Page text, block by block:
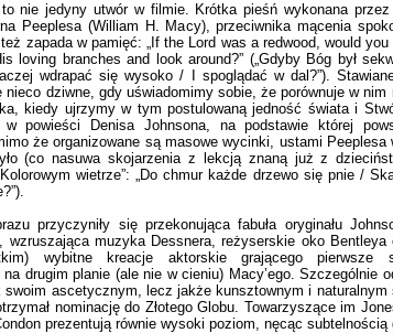
to nie jedyny utwór w filmie. Krótka pieśń wykonana przez
Peeplesa (William H. Macy), przeciwnika mącenia
zapada w pamięć: „If the Lord was a redwood, would
loving branches and look around?” („Gdyby Bóg był
wdrapać się wysoko / I spoglądać w dal?”).
nieco dziwne, gdy uświadomimy sobie, że porównuje w
kiedy ujrzymy w tym postulowaną jedność świata i
w powieści Denisa Johnsona, na podstawie której
że organizowane są masowe wycinki, ustami Peeplesa
(co nasuwa skojarzenia z lekcją znaną już z
wietrze”: „Do chmur każde drzewo się pnie /
przyczyniły się przekonująca fabuła oryginału
wzruszająca muzyka Dessnera, reżyserskie oko Bentleya
wybitne kreacje aktorskie grającego pierwsze
drugim planie (ale nie w cieniu) Macy’ego. Szczególnie
swoim ascetycznym, lecz jakże kunsztownym i naturalnym
nominację do Złotego Globu. Towarzyszące im
prezentują równie wysoki poziom, nęcąc